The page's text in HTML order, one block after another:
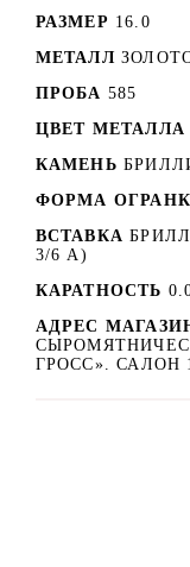
РАЗМЕР 16.0
МЕТАЛЛ
ПРОБА 585
ЦВЕТ МЕТАЛЛА
КАМЕНЬ
ФОРМА
ВСТАВКА
3/6 А)
КАРАТНОСТЬ
АДРЕС
ГРОСС». САЛОН